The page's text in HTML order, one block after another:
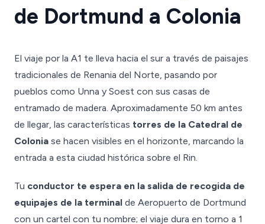
de Dortmund a Colonia
El viaje por la A1 te lleva hacia el sur a través de paisajes
tradicionales de Renania del Norte, pasando por
pueblos como Unna y Soest con sus casas de
entramado de madera. Aproximadamente 50 km antes
de llegar, las características torres de la Catedral de
Colonia se hacen visibles en el horizonte, marcando la
entrada a esta ciudad histórica sobre el Rin.
Tu conductor te espera en la salida de recogida de
equipajes de la terminal de Aeropuerto de Dortmund
con un cartel con tu nombre; el viaje dura en torno a 1